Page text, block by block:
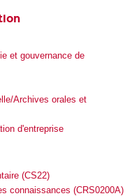
et gouvernance de
Archives orales et
d'entreprise
(CS22)
connaissances (CRS0200A)